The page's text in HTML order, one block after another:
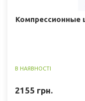
Компрессионные
В НАЯВНОСТІ
2155 грн.